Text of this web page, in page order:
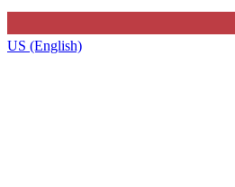
US (English)